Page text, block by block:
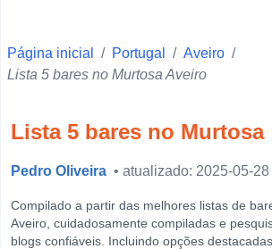
Beja
Santarém
Portalegre
Castelo Branco
Évora
Leiria
Página inicial / Portugal / Aveiro /
Lista 5 bares no Murtosa Aveiro
Lista 5 bares no Murtosa
Pedro Oliveira • atualizado: 2025-05-28
Compilado a partir das melhores listas de
Aveiro, cuidadosamente compiladas e
blogs confiáveis. Incluindo opções